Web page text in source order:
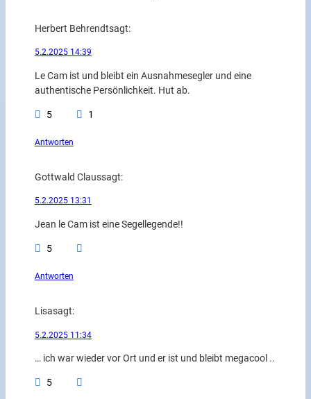
Herbert Behrendtsagt:
5.2.2025 14:39
Le Cam ist und bleibt ein Ausnahmesegler und eine
authentische Persönlichkeit. Hut ab.
5 1
Antworten
Gottwald Claussagt:
5.2.2025 13:31
Jean le Cam ist eine Segellegende!!
5
Antworten
Lisasagt:
5.2.2025 11:34
… ich war wieder vor Ort und er ist und bleibt megacool ..
5